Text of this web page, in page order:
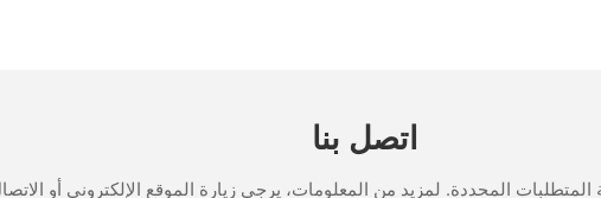
اتصل بنا